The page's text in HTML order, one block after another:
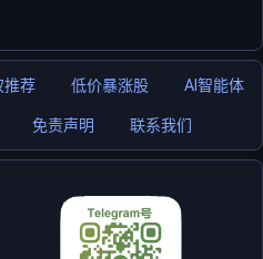
推荐 低价暴涨股 AI智能体
免责声明 联系我们